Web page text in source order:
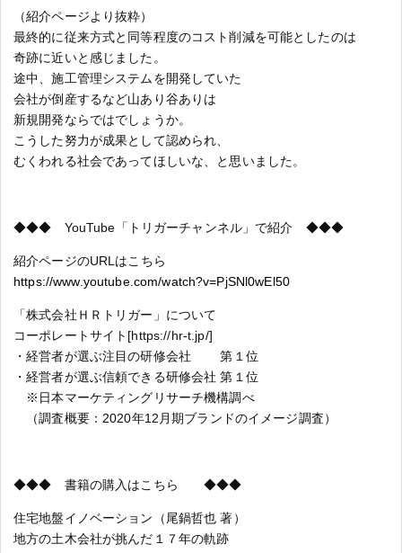
（紹介ページより抜粋）
最終的に従来方式と同等程度のコスト削減を可能としたのは
奇跡に近いと感じました。
途中、施工管理システムを開発していた
会社が倒産するなど山あり谷ありは
新規開発ならではでしょうか。
こうした努力が成果として認められ、
むくわれる社会であってほしいな、と思いました。
◆◆◆ YouTube「トリガーチャンネル」で紹介 ◆◆◆
紹介ページのURLはこちら
https://www.youtube.com/watch?v=PjSNl0wEl50
「株式会社ＨＲトリガー」について
コーポレートサイト[https://hr-t.jp/]
・経営者が選ぶ注目の研修会社 第１位
・経営者が選ぶ信頼できる研修会社 第１位
※日本マーケティングリサーチ機構調べ
（調査概要：2020年12月期ブランドのイメージ調査）
◆◆◆ 書籍の購入はこちら ◆◆◆
住宅地盤イノベーション（尾鍋哲也 著）
地方の土木会社が挑んだ１７年の軌跡